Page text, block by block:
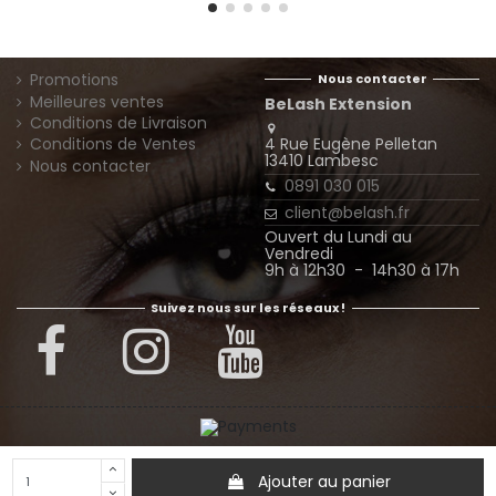
Ajouter au panier
Promotions
Meilleures ventes
Conditions de Livraison
Conditions de Ventes
Nous contacter
Nous contacter
BeLash Extension
4 Rue Eugène Pelletan
13410 Lambesc
0891 030 015
client@belash.fr
Ouvert du Lundi au
Vendredi
9h à 12h30 - 14h30 à 17h
Suivez nous sur les réseaux !
© Extension Belash - Tous droits réservés